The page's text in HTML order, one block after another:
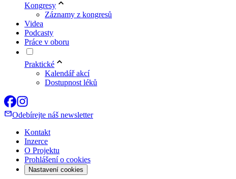
Kongresy
Záznamy z kongresů
Videa
Podcasty
Práce v oboru
Praktické
Kalendář akcí
Dostupnost léků
Odebírejte náš newsletter
Kontakt
Inzerce
O Projektu
Prohlášení o cookies
Nastavení cookies